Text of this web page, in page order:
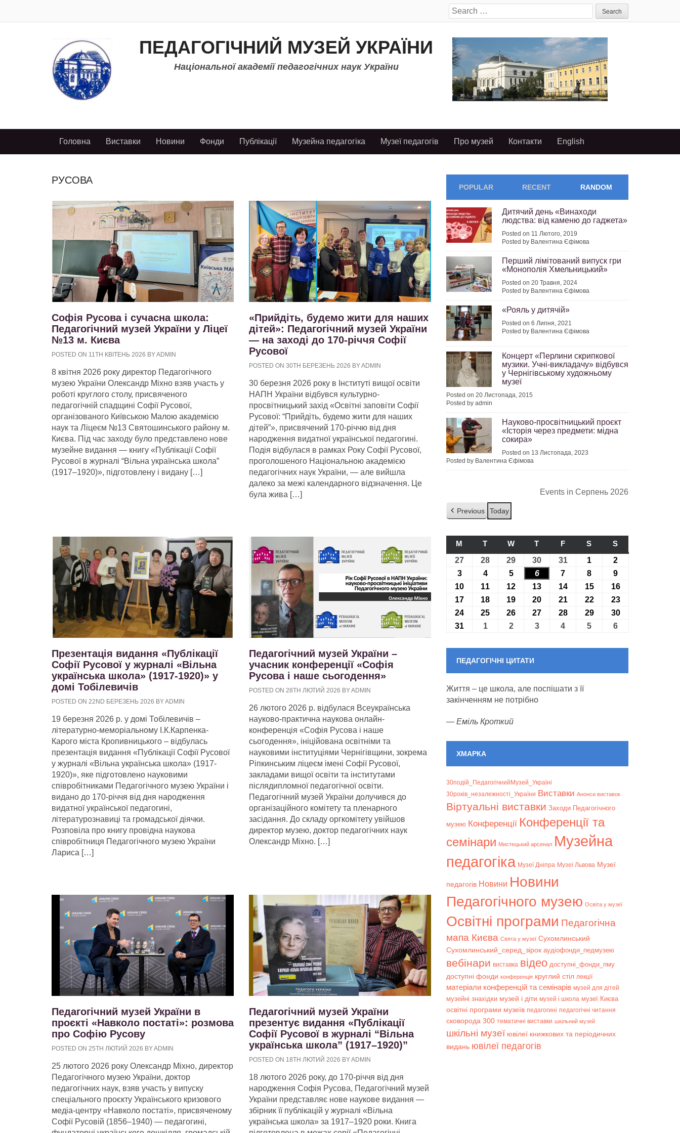
Search
for:
ПЕДАГОГІЧНИЙ МУЗЕЙ УКРАЇНИ
Національної академії педагогічних наук України
Головна Виставки Новини Фонди Публікації Музейна педагогіка Музеї педагогів Про музей Контакти English
РУСОВА
Софія Русова і сучасна школа:
Педагогічний музей України у Ліцеї
№13 м. Києва
POSTED ON 11TH КВІТЕНЬ 2026 BY ADMIN
8 квітня 2026 року директор Педагогічного
музею України Олександр Міхно взяв участь у
роботі круглого столу, присвяченого
педагогічній спадщині Софії Русової,
організованого Київською Малою академією
наук та Ліцеєм №13 Святошинського району м.
Києва. Під час заходу було представлено нове
музейне видання — книгу «Публікації Софії
Русової в журналі “Вільна українська школа”
(1917–1920)», підготовлену і видану […]
«Прийдіть, будемо жити для наших
дітей»: Педагогічний музей України
— на заході до 170-річчя Софії
Русової
POSTED ON 30TH БЕРЕЗЕНЬ 2026 BY ADMIN
30 березня 2026 року в Інституті вищої освіти
НАПН України відбувся культурно-
просвітницький захід «Освітні заповіти Софії
Русової: “Прийдіть, будемо жити для наших
дітей”», присвячений 170-річчю від дня
народження видатної української педагогині.
Подія відбулася в рамках Року Софії Русової,
проголошеного Національною академією
педагогічних наук України, — але вийшла
далеко за межі календарного відзначення. Це
була жива […]
Презентація видання «Публікації
Софії Русової у журналі «Вільна
українська школа» (1917-1920)» у
домі Тобілевичів
POSTED ON 22ND БЕРЕЗЕНЬ 2026 BY ADMIN
19 березня 2026 р. у домі Тобілевичів –
літературно-меморіальному І.К.Карпенка-
Карого міста Кропивницького – відбулась
презентація видання «Публікації Софії Русової
у журналі «Вільна українська школа» (1917-
1920)», яке підготовлено науковими
співробітниками Педагогічного музею України і
видано до 170-річчя від дня народження
видатної української педагогині,
літературознавиці та громадської діячки.
Розповіла про книгу провідна наукова
співробітниця Педагогічного музею України
Лариса […]
Педагогічний музей України –
учасник конференції «Софія
Русова і наше сьогодення»
POSTED ON 28TH ЛЮТИЙ 2026 BY ADMIN
26 лютого 2026 р. відбулася Всеукраїнська
науково-практична наукова онлайн-
конференція «Софія Русова і наше
сьогодення», ініційована освітніми та
науковими інституціями Чернігівщини, зокрема
Ріпкинським ліцеєм імені Софії Русової,
закладами вищої освіти та інститутами
післядипломної педагогічної освіти.
Педагогічний музей України долучився до
організаційного комітету та пленарного
засідання. До складу оргкомітету увійшов
директор музею, доктор педагогічних наук
Олександр Міхно. […]
Педагогічний музей України в
проєкті «Навколо постаті»: розмова
про Софію Русову
POSTED ON 25TH ЛЮТИЙ 2026 BY ADMIN
25 лютого 2026 року Олександр Міхно, директор
Педагогічного музею України, доктор
педагогічних наук, взяв участь у випуску
спеціального проєкту Українського кризового
медіа-центру «Навколо постаті», присвяченому
Софії Русовій (1856–1940) — педагогині,
Педагогічний музей України
презентує видання «Публікації
Софії Русової в журналі “Вільна
українська школа” (1917–1920)”
POSTED ON 18TH ЛЮТИЙ 2026 BY ADMIN
18 лютого 2026 року, до 170-річчя від дня
народження Софія Русова, Педагогічний музей
України представляє нове наукове видання —
збірник її публікацій у журналі «Вільна
українська школа» за 1917–1920 роки. Книга
POPULAR RECENT RANDOM
Дитячий день «Винаходи
людства: від каменю до гаджета»
Posted on 11 Лютого, 2019
Posted by Валентина Єфімова
Перший лімітований випуск гри
«Монополія Хмельницький»
Posted on 20 Травня, 2024
Posted by Валентина Єфімова
«Рояль у дитячій»
Posted on 6 Липня, 2021
Posted by Валентина Єфімова
Концерт «Перлини скрипкової
музики. Учні-викладачу» відбувся
у Чернігівському художньому
музеї
Posted on 20 Листопада, 2015
Posted by admin
Науково-просвітницький проєкт
«Історія через предмети: мідна
сокира»
Posted on 13 Листопада, 2023
Posted by Валентина Єфімова
Events in Серпень 2026
Previous Today
M ПОНЕДІЛОК
T ВІВТОРОК
WСЕРЕДА
T ЧЕТВЕР
FП’ЯТНИЦЯ
S СУБОТА
S
27 27.07.2026
28 28.07.2026
29 29.07.2026
30 30.07.2026
3131.07.2026
1 01.08.2026
2
303.08.2026
404.08.2026
505.08.2026
606.08.2026
7 07.08.2026
8 08.08.2026
9
10 10.08.2026
11 11.08.2026
12 12.08.2026
13 13.08.2026
1414.08.2026
1515.08.2026
1616.08.2026
17 17.08.2026
18 18.08.2026
19 19.08.2026
20 20.08.2026
2121.08.2026
2222.08.2026
2323.08.2026
24 24.08.2026
25 25.08.2026
26 26.08.2026
27 27.08.2026
2828.08.2026
2929.08.2026
3030.08.2026
31 31.08.2026
101.09.2026
202.09.2026
303.09.2026
4 04.09.2026
5 05.09.2026
6
ПЕДАГОГІЧНІ ЦИТАТИ
Життя – це школа, але поспішати з її
закінченням не потрібно
— Еміль Кроткий
ХМАРКА
30подій_ПедагогічнийМузей_Україні
30років_незалежності_України Bиставки Анонси виставок
Віртуальні виставки Заходи Педагогічного
музею Конференції Конференції та
семінари Мистецький арсенал Музейна
педагогіка Музеї Дніпра Музеї Львова Музеї
педагогів Новини Новини
Педагогічного музею Освіта у музеї
Освітні програми Педагогічна
мапа Києва Свята у музеї Сухомлинський
Сухомлинський_серед_зірок аудіофонди_педмузею
вебінари виставка відео доступні_фонди_пму
доступні фонди конференція круглий стіл лекції
матеріали конференцій та семінарів музей для дітей
музейні знахідки музей і діти музей і школа музеї Києва
освітні програми музеїв педагогині педагогічні читання
сковорода 300 тематичні виставки шкільний музей
шкільні музеї ювілеї книжкових та періодичних
видань ювілеї педагогів